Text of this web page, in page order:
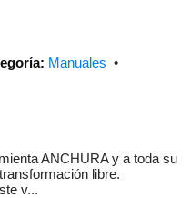
Manuales •
ANCHURA y a toda su
libre.
v...